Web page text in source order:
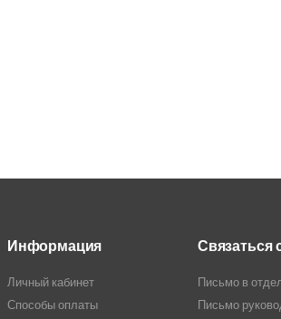
Информация
Личный кабинет
Способы оплаты
Связаться
Письмо в
Письмо